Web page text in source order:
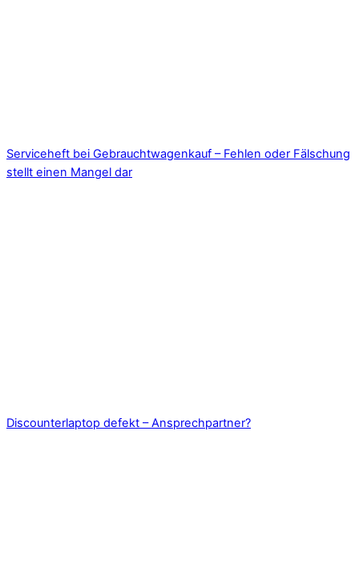
Serviceheft bei Gebrauchtwagenkauf – Fehlen oder Fälschung
stellt einen Mangel dar
Discounterlaptop defekt – Ansprechpartner?